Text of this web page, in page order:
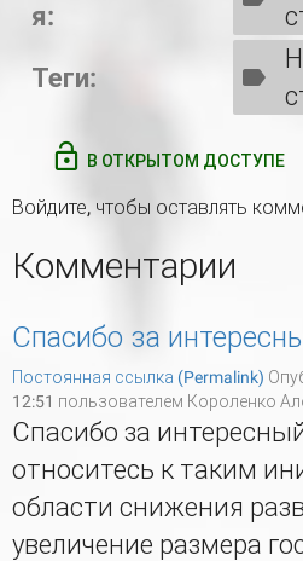
я:
Теги:
В ОТКРЫТОМ ДОСТУПЕ
Войдите, чтобы оставлять
Комментарии
Спасибо за
Постоянная ссылка (Permalink)
12:51 пользователем Короленко
Спасибо за
относитесь к таким
области снижения
увеличение размера